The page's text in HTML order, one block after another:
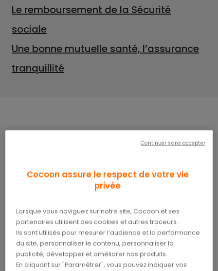
Le remboursement de la Sécurité
sociale
Une bonne mutuelle santé, l’assurance
tranquillité
Parmi les interrogations de la future maman
relatives aux coûts liés à sa grossesse, celles
tête. Sur ce point, pour éviter les mauvaises
surprises, il est préférable de bien se renseigner
sur les tarifs de l’établissement choisi et surtout,
Quels sont les frais liés à
l’accouchement ?
Cocoon assure le respect de votre vie
privée
Lorsque vous naviguez sur notre site, Cocoon et ses
partenaires utilisent des cookies et autres traceurs.
Ils sont utilisés pour mesurer l’audience et la performance
du site, personnaliser le contenu, personnaliser la
publicité, développer et améliorer nos produits.
En cliquant sur "Paramétrer", vous pouvez indiquer vos
Continuer sans accepter